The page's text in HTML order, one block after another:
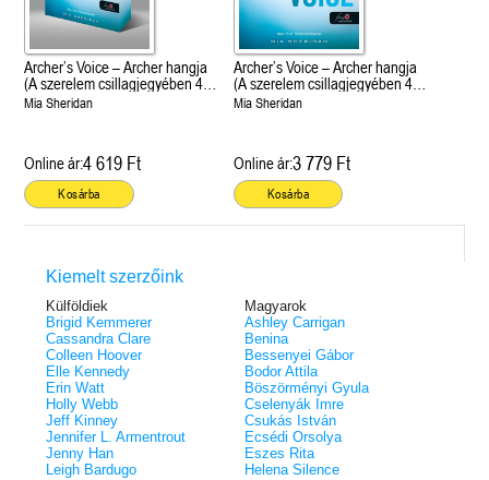
Archer’s Voice – Archer hangja
(A szerelem csillagjegyében 4.)
- Különleges éldekorált kiadás!
Mia Sheridan
Online ár:4 619 Ft
Kosárba
Archer’s Voice – Archer hangja
(A szerelem csillagjegyében 4.)
Önállóan is olvasható!
Mia Sheridan
Online ár:3 779 Ft
Kosárba
Kiemelt szerzőink
Külföldiek
Brigid Kemmerer
Cassandra Clare
Colleen Hoover
Elle Kennedy
Erin Watt
Holly Webb
Jeff Kinney
Jennifer L. Armentrout
Jenny Han
Leigh Bardugo
Magyarok
Ashley Carrigan
Benina
Bessenyei Gábor
Bodor Attila
Böszörményi Gyula
Cselenyák Imre
Csukás István
Ecsédi Orsolya
Eszes Rita
Helena Silence